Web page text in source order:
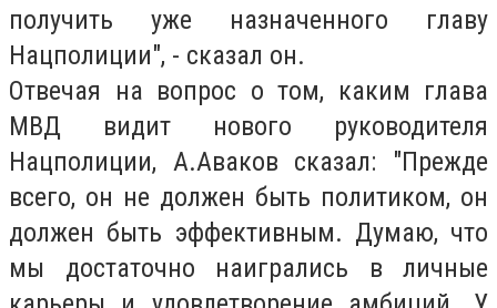
получить уже назначенного главу
Нацполиции", - сказал он.
Отвечая на вопрос о том, каким глава
МВД видит нового руководителя
Нацполиции, А.Аваков сказал: "Прежде
всего, он не должен быть политиком, он
должен быть эффективным. Думаю, что
мы достаточно наигрались в личные